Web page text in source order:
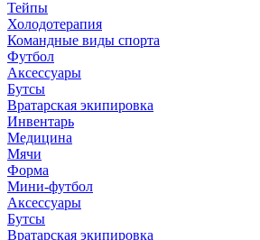
Тейпы
Холодотерапия
Командные виды спорта
Футбол
Аксессуары
Бутсы
Вратарская экипировка
Инвентарь
Медицина
Мячи
Форма
Мини-футбол
Аксессуары
Бутсы
Вратарская экипировка